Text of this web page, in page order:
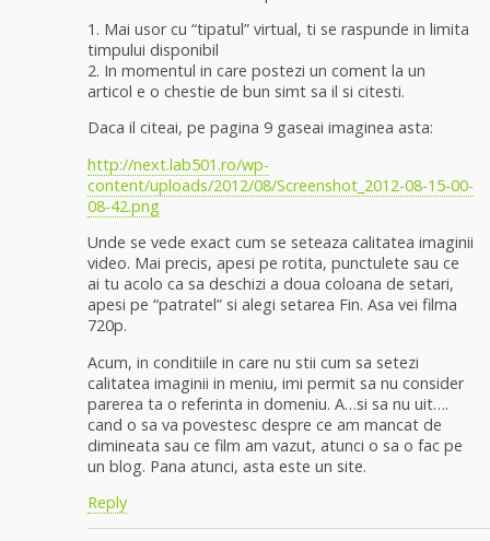
1. Mai usor cu “tipatul” virtual, ti se raspunde in limita
timpului disponibil
2. In momentul in care postezi un coment la un
articol e o chestie de bun simt sa il si citesti.
Daca il citeai, pe pagina 9 gaseai imaginea asta:
http://next.lab501.ro/wp-
content/uploads/2012/08/Screenshot_2012-08-15-00-
08-42.png
Unde se vede exact cum se seteaza calitatea imaginii
video. Mai precis, apesi pe rotita, punctulete sau ce
ai tu acolo ca sa deschizi a doua coloana de setari,
apesi pe “patratel” si alegi setarea Fin. Asa vei filma
720p.
Acum, in conditiile in care nu stii cum sa setezi
calitatea imaginii in meniu, imi permit sa nu consider
parerea ta o referinta in domeniu. A…si sa nu uit….
cand o sa va povestesc despre ce am mancat de
dimineata sau ce film am vazut, atunci o sa o fac pe
un blog. Pana atunci, asta este un site.
Reply